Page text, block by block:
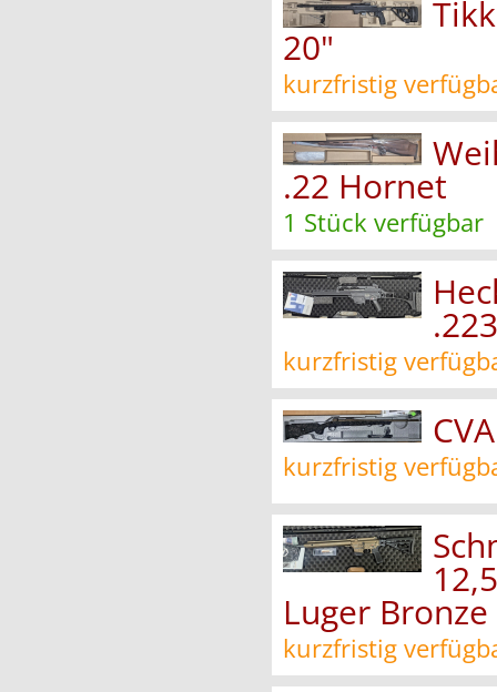
20"
kurzfristig
.22 Hornet
1 Stück verfügbar
kurzfristig
kurzfristig
Luger Bronze
kurzfristig